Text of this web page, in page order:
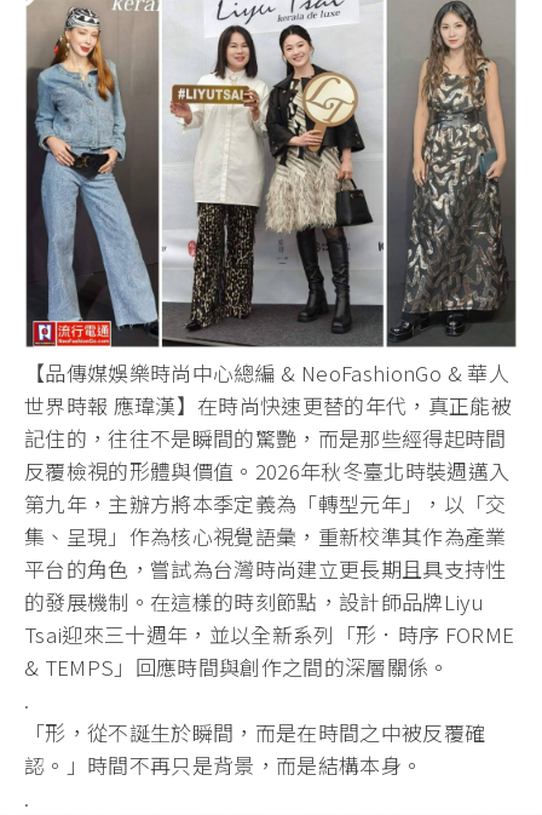
【品傳媒娛樂時尚中心總編 & NeoFashionGo & 華人
世界時報 應瑋漢】在時尚快速更替的年代，真正能被
記住的，往往不是瞬間的驚艷，而是那些經得起時間
反覆檢視的形體與價值。2026年秋冬臺北時裝週邁入
第九年，主辦方將本季定義為「轉型元年」，以「交
集、呈現」作為核心視覺語彙，重新校準其作為產業
平台的角色，嘗試為台灣時尚建立更長期且具支持性
的發展機制。在這樣的時刻節點，設計師品牌Liyu
Tsai迎來三十週年，並以全新系列「形．時序 FORME
& TEMPS」回應時間與創作之間的深層關係。
.
「形，從不誕生於瞬間，而是在時間之中被反覆確
認。」時間不再只是背景，而是結構本身。
.